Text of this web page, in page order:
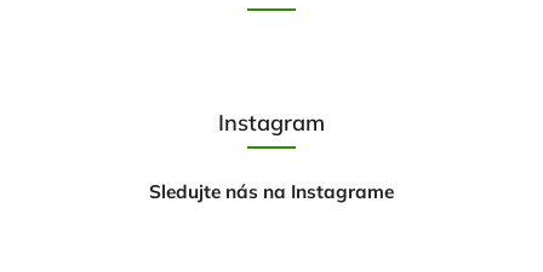
Instagram
Sledujte nás na Instagrame